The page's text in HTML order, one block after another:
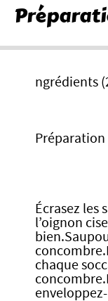
ngrédients
Préparation
Écrasez les
l’oignon
chaque